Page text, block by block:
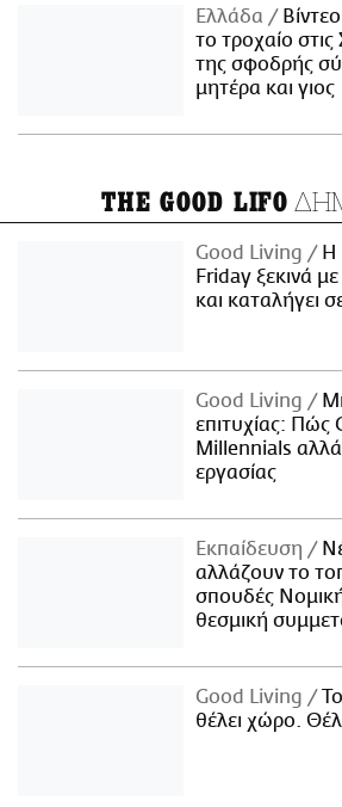
Ελλάδα
το τροχαίο
της σφοδρής
μητέρα και γιος
THE GOOD LIFO
Good Living
Η
Friday ξεκινά
και καταλήγει
Good Living
επιτυχίας: Πώς
Millennials
εργασίας
Εκπαίδευση
αλλάζουν το
σπουδές
θεσμική
Good Living
Το
θέλει χώρο.